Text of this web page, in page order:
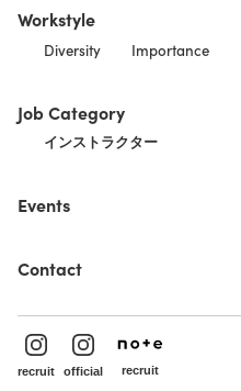
Workstyle
Diversity Importance
Job Category
インストラクター
Events
Contact
recruit official recruit